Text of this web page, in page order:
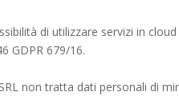
di utilizzare servizi in
GDPR 679/16.
non tratta dati personali di